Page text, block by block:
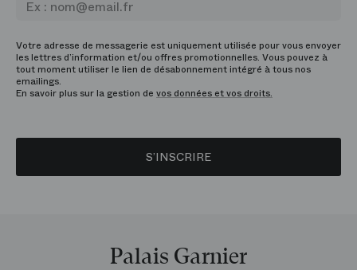
Votre adresse de messagerie est uniquement utilisée pour vous envoyer
les lettres d’information et/ou offres promotionnelles. Vous pouvez à
tout moment utiliser le lien de désabonnement intégré à tous nos
emailings.
En savoir plus sur la gestion de vos données et vos droits.
S’INSCRIRE
Palais Garnier